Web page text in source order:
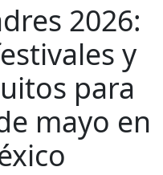
2026:
y
para
mayo en